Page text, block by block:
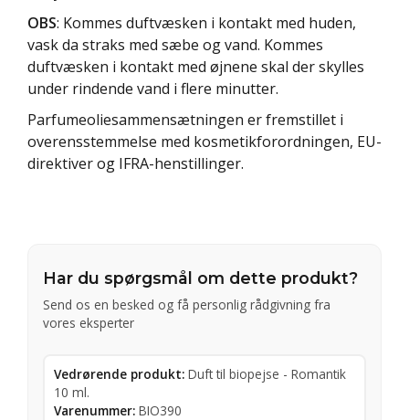
OBS: Kommes duftvæsken i kontakt med huden,
vask da straks med sæbe og vand. Kommes
duftvæsken i kontakt med øjnene skal der skylles
under rindende vand i flere minutter.
Parfumeoliesammensætningen er fremstillet i
overensstemmelse med kosmetikforordningen, EU-
direktiver og IFRA-henstillinger.
Har du spørgsmål om dette produkt?
Send os en besked og få personlig rådgivning fra
vores eksperter
Vedrørende produkt: Duft til biopejse - Romantik
10 ml.
Varenummer: BIO390